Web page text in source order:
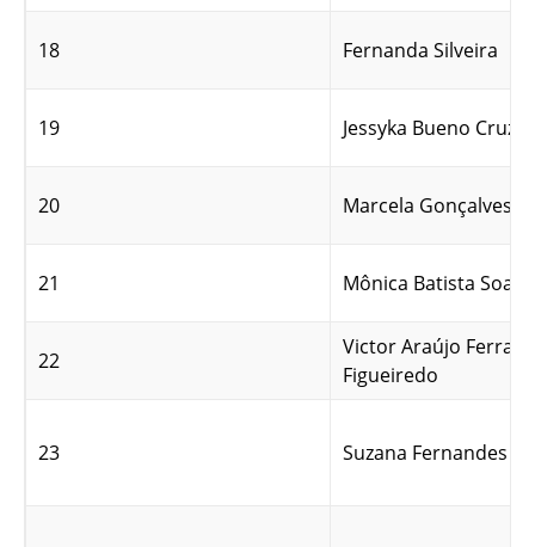
18 Fernanda Silveira
19 Jessyka Bueno Cruz
20 Marcela Gonçalves
21 Mônica Batista
22
Victor Araújo Ferrari
Figueiredo
23 Suzana Fernandes